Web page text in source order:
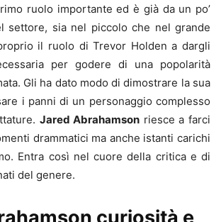
ruolo importante ed è già da un po’
settore, sia nel piccolo che nel grande
il ruolo di Trevor Holden a dargli
per godere di una popolarità
Gli ha dato modo di dimostrare la sua
i panni di un personaggio complesso
Jared Abrahamson riesce a farci
drammatici ma anche istanti carichi
Entra così nel cuore della critica e di
del genere.